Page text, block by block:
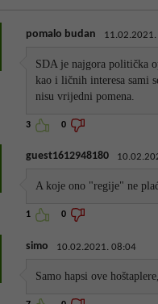
pomalo budan 11.02.2021.
SDA je najgora politička
kao i ličnih interesa sami
nisu vrijedni pomena.
3 0
guest1612948180
A koje ono "regije" ne
1 0
simo 10.02.2021. 08:04
Samo hapsi ove